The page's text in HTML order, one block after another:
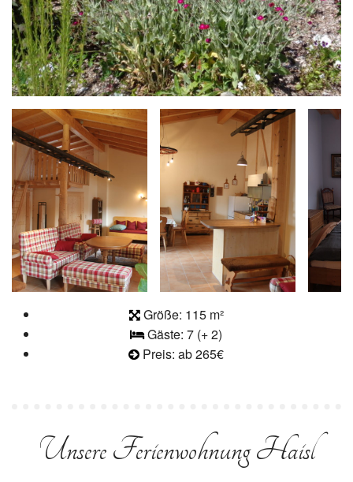
Größe: 115 m²
Gäste: 7 (+ 2)
Preis: ab 265€
Unsere Ferienwohnung Haisl